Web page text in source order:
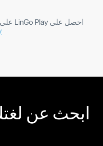
احصل على LinGo Play على كل من
ابحث عن